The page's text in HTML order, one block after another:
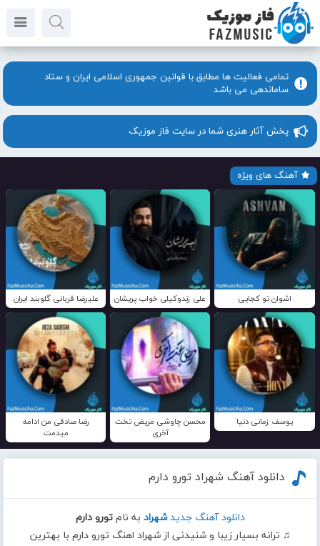
تمامی فعالیت ها مطابق با قوانین جمهوری اسلامی ایران و ستاد
ساماندهی می باشد
پخش آثار هنری شما در سایت فاز موزیک
آهنگ های ویژه
اشوان تو کجایی علی زندوکیلی خواب پریشان علیرضا قربانی گلوبند ایران
یوسف زمانی دنیا
محسن چاوشی مریض تخت
آخری
رضا صادقی من ادامه
میدمت
دانلود آهنگ شهراد تورو دارم
دانلود آهنگ جدید شهراد به نامتورو دارم
♫ ترانه بسیار زیبا و شنیدنی از شهراد اهنگ تورو دارم با بهترین